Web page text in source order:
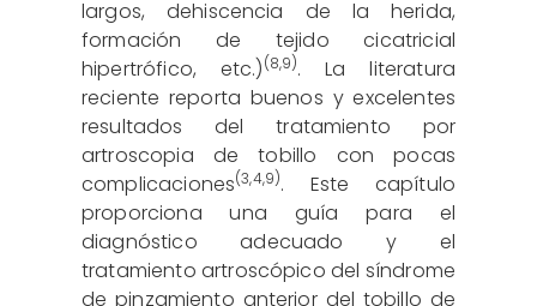
largos, dehiscencia de la herida,
formación de tejido cicatricial
hipertrófico, etc.)(8,9). La literatura
reciente reporta buenos y excelentes
resultados del tratamiento por
artroscopia de tobillo con pocas
complicaciones(3,4,9). Este capítulo
proporciona una guía para el
diagnóstico adecuado y el
tratamiento artroscópico del síndrome
de pinzamiento anterior del tobillo de